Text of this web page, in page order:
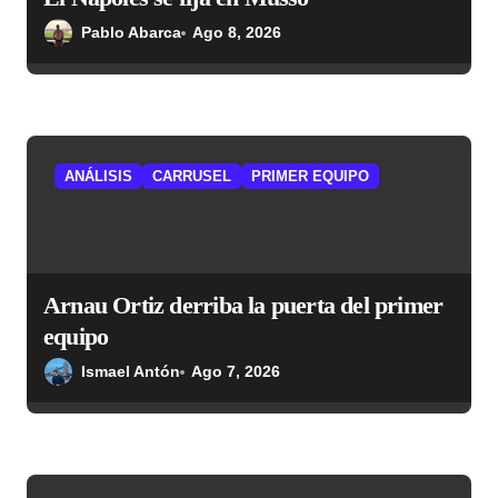
s
Pablo Abarca Ago 8, 2026
ANÁLISIS CARRUSEL PRIMER EQUIPO
Arnau Ortiz derriba la puerta del primer
equipo
Ismael Antón Ago 7, 2026